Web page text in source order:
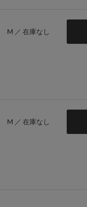
M ／ 在庫なし
M ／ 在庫なし